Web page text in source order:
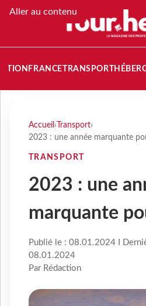
Aller au contenu
FRANCETRANSPORT
Accueil › Transport›
2023 : une année marquante
TRANSPORT
2023 : une
marquante
Publié le : 08.01.2024 I
08.01.2024
Par Rédaction